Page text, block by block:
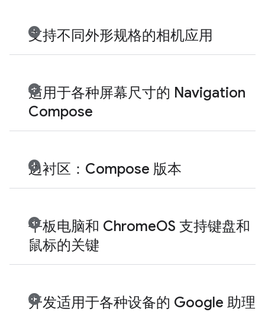
支持不同外形规格的相机应用
适用于各种屏幕尺寸的 Navigation
Compose
边衬区：Compose 版本
平板电脑和 ChromeOS 支持键盘和
鼠标的关键
开发适用于各种设备的 Google 助理